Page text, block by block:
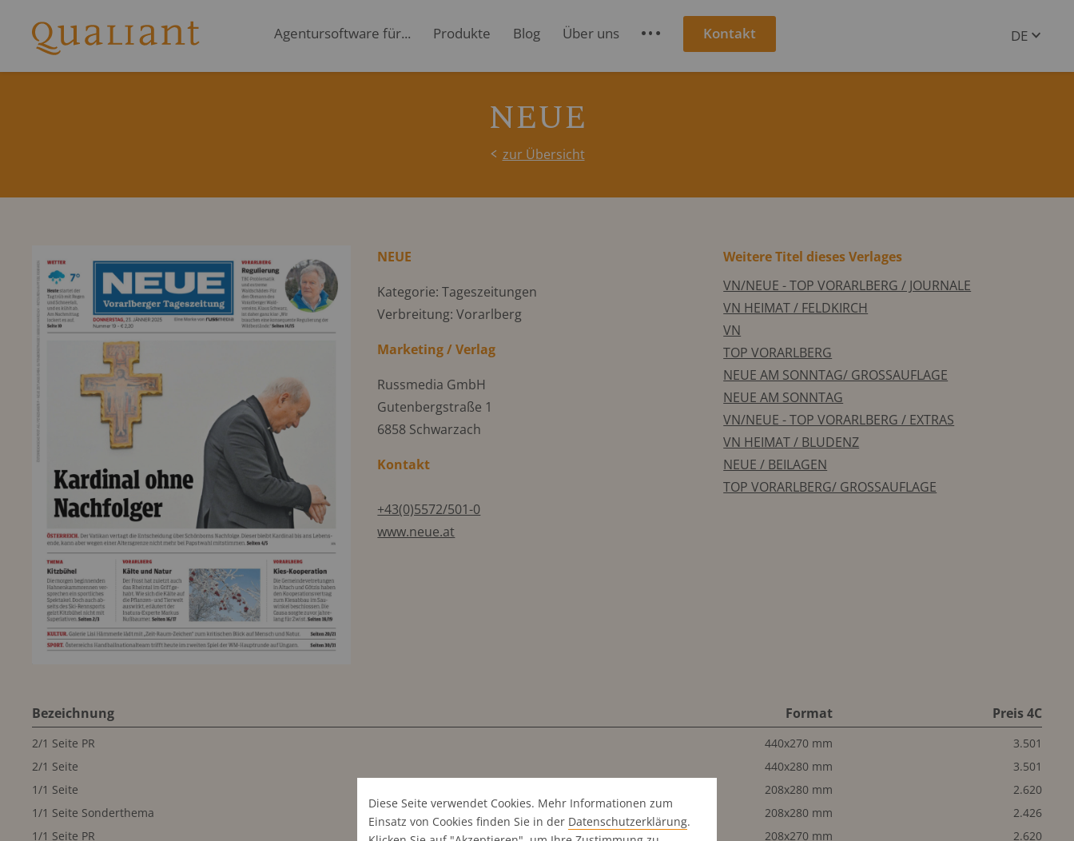
Agentursoftware für... Produkte Blog Über uns S Kontakt
DE
NEUE
zur Übersicht
NEUE
Kategorie: Tageszeitungen
Verbreitung: Vorarlberg
Marketing / Verlag
Russmedia GmbH
Gutenbergstraße 1
6858 Schwarzach
Kontakt
+43(0)5572/501-0
www.neue.at
Weitere Titel dieses Verlages
VN/NEUE - TOP VORARLBERG / JOURNALE
VN HEIMAT / FELDKIRCH
VN
TOP VORARLBERG
NEUE AM SONNTAG/ GROSSAUFLAGE
NEUE AM SONNTAG
VN/NEUE - TOP VORARLBERG / EXTRAS
VN HEIMAT / BLUDENZ
NEUE / BEILAGEN
TOP VORARLBERG/ GROSSAUFLAGE
Bezeichnung Format Preis 4C
2/1 Seite PR 440x270 mm
3.501
2/1 Seite
440x280 mm
3.501
1/1 Seite
208x280 mm
2.620
1/1 Seite Sonderthema
208x280 mm
2.426
1/1 Seite PR
208x270 mm
2.620
Diese Seite verwendet Cookies. Mehr Informationen zum
Einsatz von Cookies finden Sie in der Datenschutz­erklärung.